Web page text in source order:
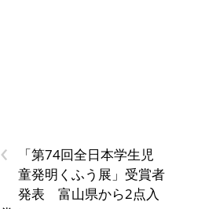
‹
「第74回全日本学生児
童発明くふう展」受賞者
発表 富山県から2点入